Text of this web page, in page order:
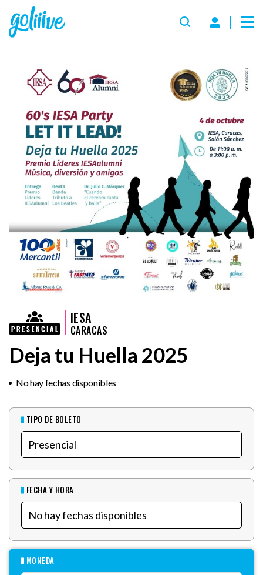
IESA
CARACAS
Deja tu Huella 2025
No hay fechas disponibles
TIPO DE BOLETO
FECHA Y HORA
MONEDA